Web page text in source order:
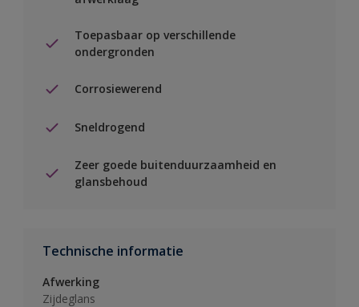
Toepasbaar op verschillende
ondergronden
Corrosiewerend
Sneldrogend
Zeer goede buitenduurzaamheid en
glansbehoud
Technische informatie
Afwerking
Zijdeglans